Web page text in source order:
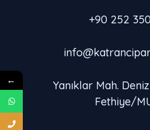
+90 252
Yanıklar Mah.
Fethiye/
←